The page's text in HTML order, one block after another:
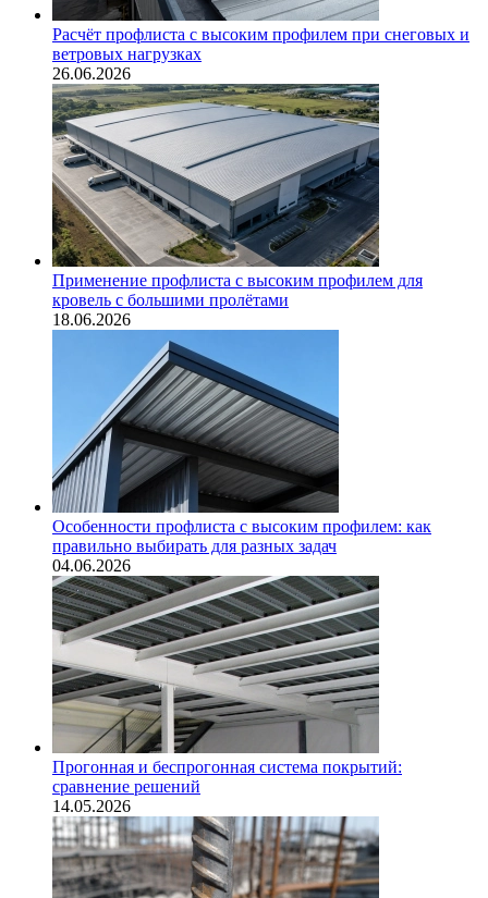
Расчёт профлиста с высоким профилем при снеговых и
ветровых нагрузках
26.06.2026
Применение профлиста с высоким профилем для
кровель с большими пролётами
18.06.2026
Особенности профлиста с высоким профилем: как
правильно выбирать для разных задач
04.06.2026
Прогонная и беспрогонная система покрытий:
сравнение решений
14.05.2026